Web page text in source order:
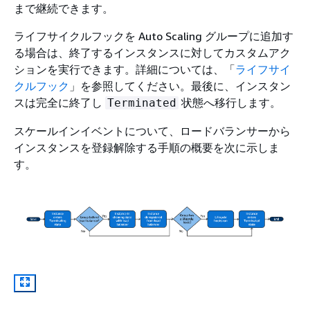
まで継続できます。
ライフサイクルフックを Auto Scaling グループに追加す
る場合は、終了するインスタンスに対してカスタムアク
ションを実行できます。詳細については、「ライフサイ
クルフック 」を参照してください。最後に、インスタン
スは完全に終了し Terminated 状態へ移行します。
スケールインイベントについて、ロードバランサーから
インスタンスを登録解除する手順の概要を次に示しま
す。